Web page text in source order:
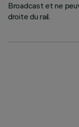
Broadcast et ne
droite du rail.